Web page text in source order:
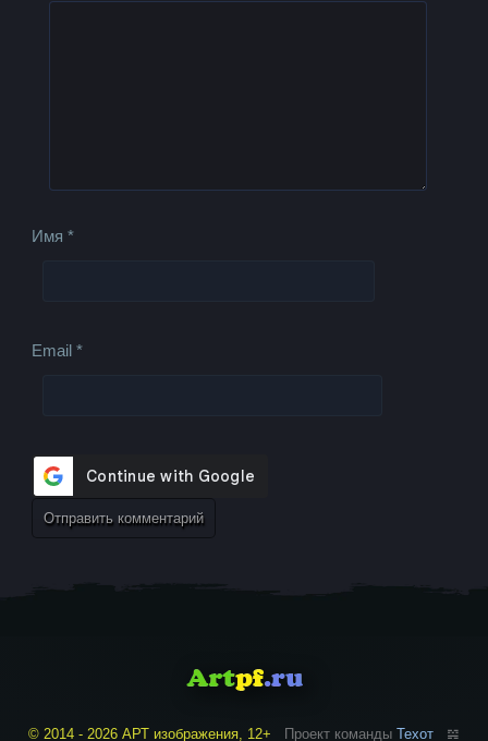
Имя*
Email*
© 2014 - 2026 АРТ изображения, 12+ Проект команды Техот 𝌴